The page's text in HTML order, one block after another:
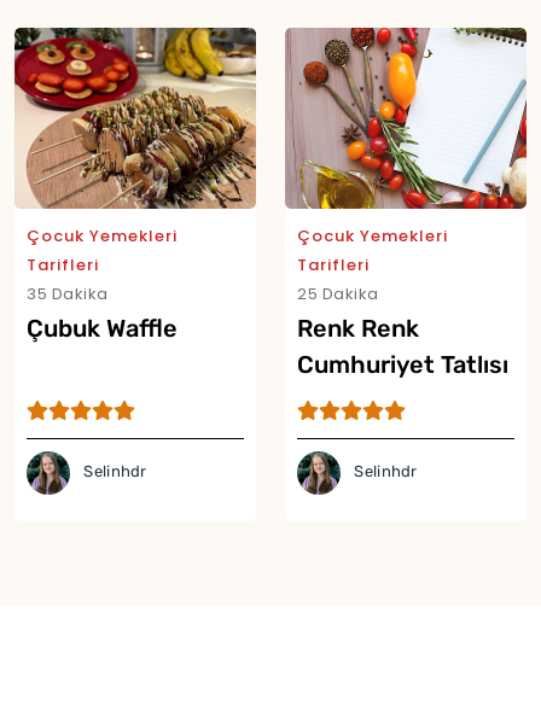
Çocuk Yemekleri
Tarifleri
35 Dakika
Çubuk Waffle
Selinhdr
Çocuk Yemekleri
Tarifleri
25 Dakika
Renk Renk
Cumhuriyet Tatlısı
Selinhdr